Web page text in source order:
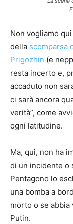
Non vogliamo
della scomparsa
Prigozhin (e
resta incerto e,
accaduto non
ci sarà ancora
verità”, come
ogni latitudine.
Ma, qui, non ha
di un incidente o
Pentagono lo
una bomba a
morto o se abbia
Putin.